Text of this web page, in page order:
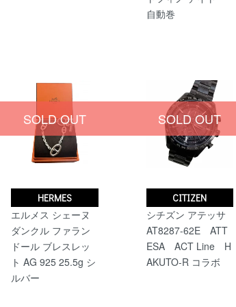
自動巻
HERMES
エルメス シェーヌ
ダンクル ファラン
ドール ブレスレッ
ト AG 925 25.5g シ
ルバー
SOLD OUT
CITIZEN
シチズン アテッサ
AT8287-62E ATT
ESA ACT Line H
AKUTO-R コラボ
SOLD OUT